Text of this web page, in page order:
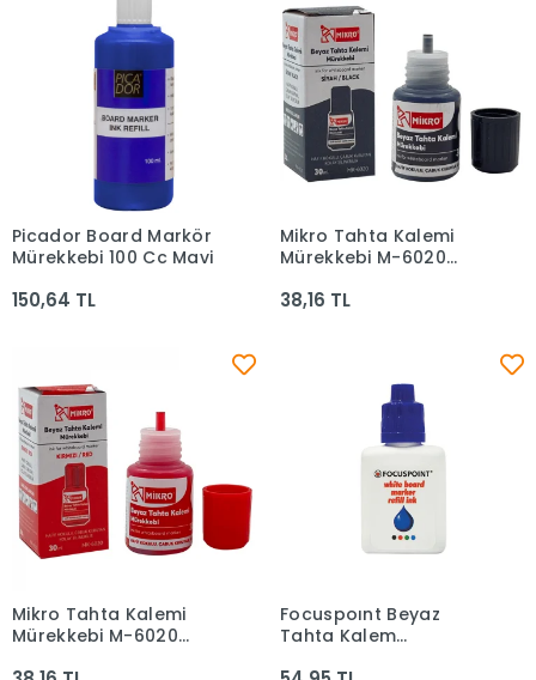
Sepete Ekle
Picador Board Markör
Mürekkebi 100 Cc Mavi
150,64 TL
Sepete Ekle
Mikro Tahta Kalemi
Mürekkebi M-6020
38,16 TL
Sepete Ekle
Mikro Tahta Kalemi
Mürekkebi M-6020
Sepete Ekle
Focuspoınt Beyaz
Tahta Kalem